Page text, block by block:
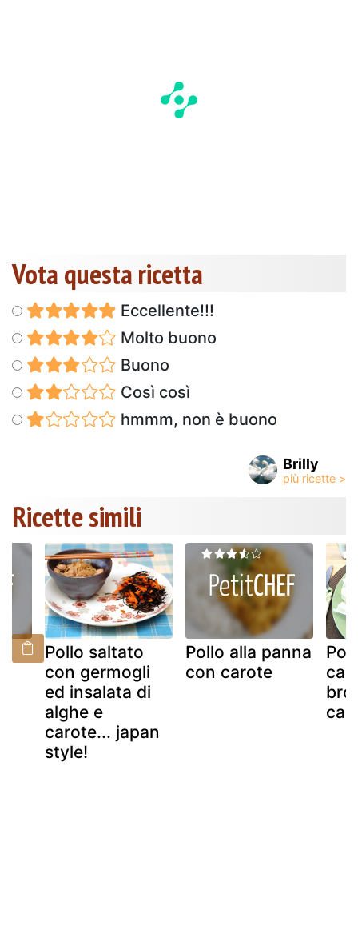
Vota questa ricetta
Eccellente!!!
Molto buono
Buono
Così così
hmmm, non è buono
Brilly
Ricette simili
Pollo saltato
con germogli
ed insalata di
alghe e
carote... japan
style!
Pollo alla panna
con carote